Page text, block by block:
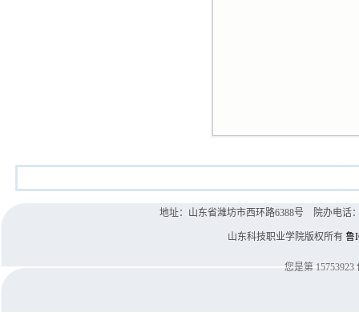
地址：山东省潍坊市西环路6388号 院办电话
山东科技职业学院版权所有 鲁
您是第 15753923